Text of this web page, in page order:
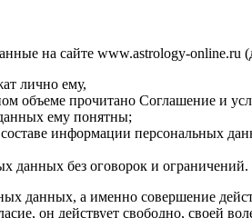
на сайте www.astrology-online.ru
лично ему,
объеме прочитано Соглашение и
ему понятны;
составе информации персональных
данных без оговорок и ограничений.
данных, а именно совершение
он действует свободно, своей